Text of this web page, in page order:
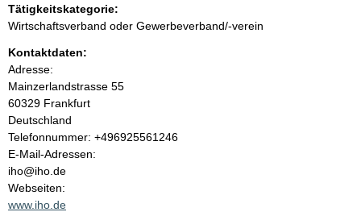
i
n
h
a
l
t
Tätigkeitskategorie:
Wirtschaftsverband oder Gewerbeverband/-verein
Kontaktdaten:
Adresse:
Mainzerlandstrasse 55
60329 Frankfurt
Deutschland
K
o
n
t
a
Telefonnummer: +496925561246
E-Mail-Adressen:
iho@iho.de
Webseiten:
www.iho.de